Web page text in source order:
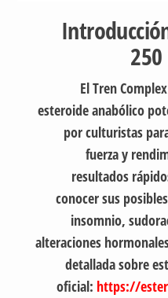
El Tren
esteroide anabólico
por culturistas
fuerza y
resultados
conocer sus
insomnio,
alteraciones
detallada sobre
oficial:https://